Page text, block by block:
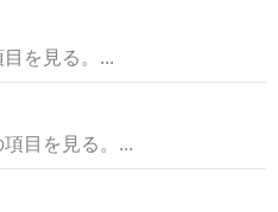
を見る。...
目を見る。...